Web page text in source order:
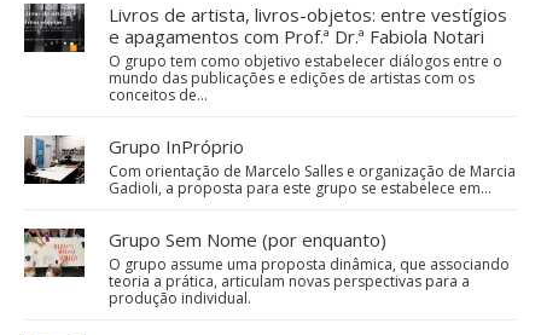
Livros de artista, livros-objetos: entre vestígios
e apagamentos com Prof.ª Dr.ª Fabiola Notari
O grupo tem como objetivo estabelecer diálogos entre o
mundo das publicações e edições de artistas com os
conceitos de…
Grupo InPróprio
Com orientação de Marcelo Salles e organização de Marcia
Gadioli, a proposta para este grupo se estabelece em…
Grupo Sem Nome (por enquanto)
O grupo assume uma proposta dinâmica, que associando
teoria a prática, articulam novas perspectivas para a
produção individual.